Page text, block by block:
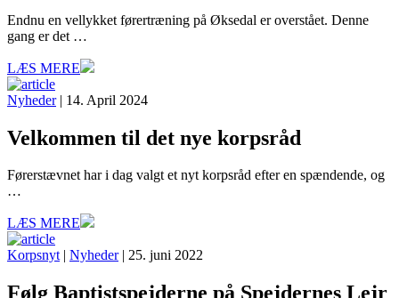
Endnu en vellykket førertræning på Øksedal er overstået. Denne
gang er det …
LÆS MERE
Nyheder| 14. April 2024
Velkommen til det nye korpsråd
Førerstævnet har i dag valgt et nyt korpsråd efter en spændende, og
…
LÆS MERE
Korpsnyt| Nyheder| 25. juni 2022
Følg Baptistspejderne på Spejdernes Lejr